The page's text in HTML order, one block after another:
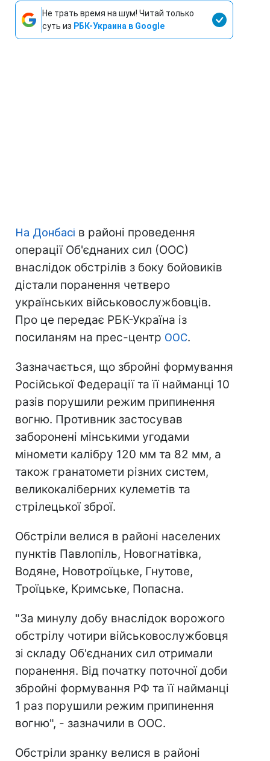
Не трать время на шум! Читай только
суть из РБК-Украина в Google
На Донбасі в районі проведення
операції Об'єднаних сил (ООС)
внаслідок обстрілів з боку бойовиків
дістали поранення четверо
українських військовослужбовців.
Про це передає РБК-Україна із
посиланям на прес-центр ООС.
Зазначається, що збройні формування
Російської Федерації та її найманці 10
разів порушили режим припинення
вогню. Противник застосував
заборонені мінськими угодами
міномети калібру 120 мм та 82 мм, а
також гранатомети різних систем,
великокаліберних кулеметів та
стрілецької зброї.
Обстріли велися в районі населених
пунктів Павлопіль, Новогнатівка,
Водяне, Новотроїцьке, Гнутове,
Троїцьке, Кримське, Попасна.
"За минулу добу внаслідок ворожого
обстрілу чотири військовослужбовця
зі складу Об'єднаних сил отримали
поранення. Від початку поточної доби
збройні формування РФ та її найманці
1 раз порушили режим припинення
вогню", - зазначили в ООС.
Обстріли зранку велися в районі